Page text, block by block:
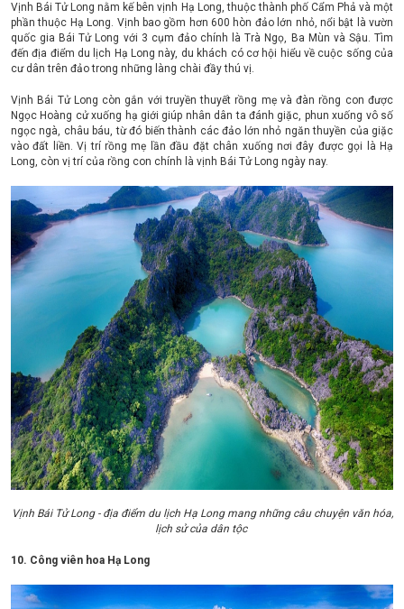
Vịnh Bái Tử Long nằm kế bên vịnh Hạ Long, thuộc thành phố Cẩm Phả và một
phần thuộc Hạ Long. Vịnh bao gồm hơn 600 hòn đảo lớn nhỏ, nổi bật là vườn
quốc gia Bái Tử Long với 3 cụm đảo chính là Trà Ngọ, Ba Mùn và Sậu. Tìm
đến địa điểm du lịch Hạ Long này, du khách có cơ hội hiểu về cuộc sống của
cư dân trên đảo trong những làng chài đầy thú vị.
Vịnh Bái Tử Long còn gắn với truyền thuyết rồng mẹ và đàn rồng con được
Ngọc Hoàng cử xuống hạ giới giúp nhân dân ta đánh giặc, phun xuống vô số
ngọc ngà, châu báu, từ đó biến thành các đảo lớn nhỏ ngăn thuyền của giặc
vào đất liền. Vị trí rồng mẹ lần đầu đặt chân xuống nơi đây được gọi là Hạ
Long, còn vị trí của rồng con chính là vịnh Bái Tử Long ngày nay.
Vịnh Bái Tử Long - địa điểm du lịch Hạ Long mang những câu chuyện văn hóa,
lịch sử của dân tộc
10. Công viên hoa Hạ Long